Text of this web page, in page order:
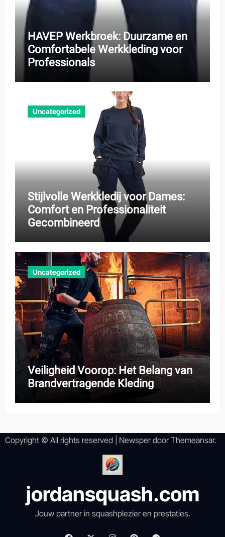
HAVEP Werkbroek: Duurzame en
Comfortabele Werkkleding voor
Professionals
Uncategorized
Stijlvolle Werkkledij voor Dames:
Comfort en Professionaliteit
Gecombineerd
Uncategorized
Veiligheid Voorop: Het Belang van
Brandvertragende Kleding
Copyright © All rights reserved NewsperdoorThemeansar.
jordansquash.com
Jouw partner in squashplezier en prestaties.